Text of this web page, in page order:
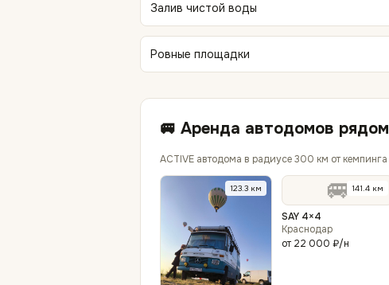
Залив чистой воды
Ровные площадки
🚐 Аренда автодомов рядом
ACTIVE автодома в радиусе 300 км от кемпинга
123.3 км 🚐 141.4 км
SAY 4×4
Краснодар
от 22 000 ₽/н